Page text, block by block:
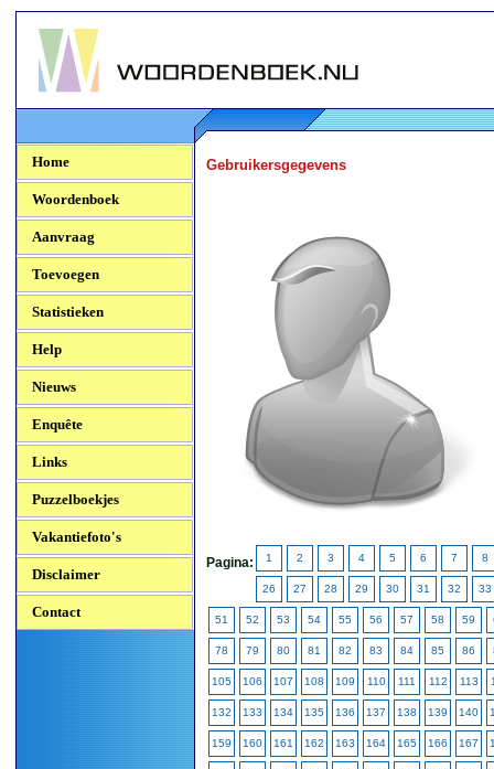
Woordenboek.NU
Home
Woordenboek
Aanvraag
Toevoegen
Statistieken
Help
Nieuws
Enquête
Links
Puzzelboekjes
Vakantiefoto's
Disclaimer
Contact
Gebruikersgegevens
Pagina: 1 2 3 4 5 6 7 8
26 27 28 29 30 31 32 33
51 52 53 54 55 56 57 58 59
78 79 80 81 82 83 84 85 86
105 106 107 108 109 110 111 112 113
132 133 134 135 136 137 138 139 140
159 160 161 162 163 164 165 166 167